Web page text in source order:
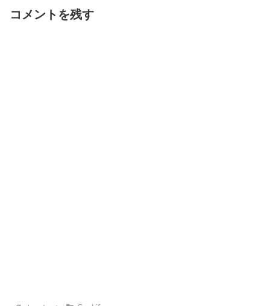
コメントを残す